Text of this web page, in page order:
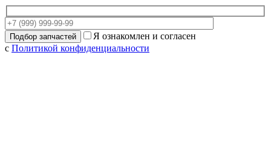
Я ознакомлен и согласен
с Политикой конфиденциальности